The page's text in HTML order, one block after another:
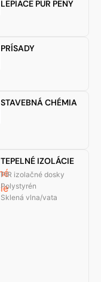
LEPIACE PUR PENY
PRÍSADY
STAVEBNÁ CHÉMIA
TEPELNÉ IZOLÁCIE
PIR izolačné dosky
Polystyrén
Sklená vlna/vata